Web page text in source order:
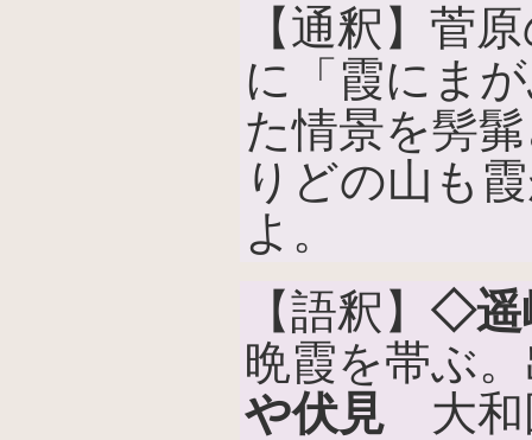
【通釈】菅
に「霞にま
た情景を髣
りどの山も
よ。
【語釈】 ◇遥
晩霞を帯ぶ
や伏見大和